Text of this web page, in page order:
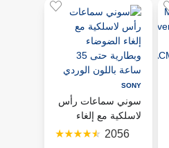
SONY
سوني سماعات رأس
لاسلكية مع إلغاء
الضوضاء وبطارية
2056